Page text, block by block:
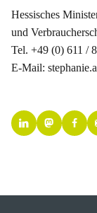
Hessisches
und
Tel. +49 (0) 611 /
E-Mail: